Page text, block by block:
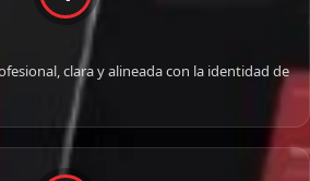
clara y alineada con la identidad de